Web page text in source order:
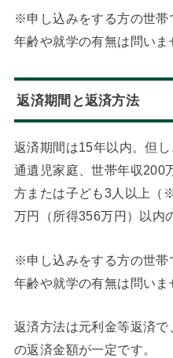
※申し込みをする方の世帯
年齢や就学の有無は問いま
返済期間と返済方法
返済期間は15年以内。但
通遺児家庭、世帯年収200
方または子ども3人以上（
万円（所得356万円）以内
※申し込みをする方の世帯
年齢や就学の有無は問いま
返済方法は元利金等返済
の返済金額が一定です。